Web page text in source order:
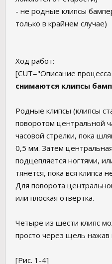
- не родные клипсы
только в крайнем случае)
Ход работ:
[CUT="Описание
снимаются клипсы
Родные клипсы (клипсы
поворотом центральной
часовой стрелки, пока
0,5 мм. Затем
подцепляется ногтями,
тянется, пока вся клипса
Для поворота
или плоская отвертка.
Четыре из шести клипс
просто через щель нажав
[Рис. 1-4]